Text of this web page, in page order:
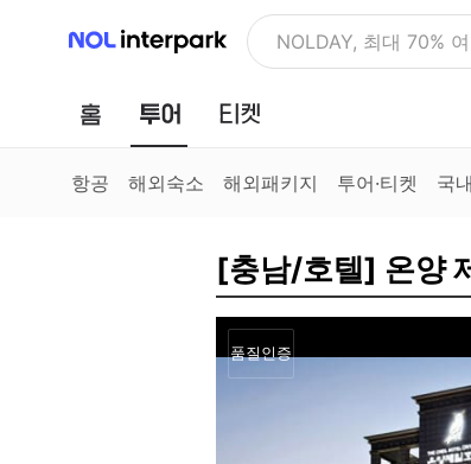
NOL 인터파크 NOLDAY, 최대 70%
홈 투어
항공 해외숙소 해외패키지 투어·티켓 국
[충남/호텔] 온양
품질인증